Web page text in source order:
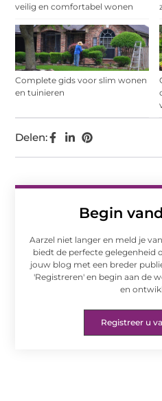
veilig en comfortabel wonen
Complete gids voor slim wonen
en tuinieren
Begin
Aarzel niet langer en meld je
biedt de perfecte gelegenheid
jouw blog met een breder
'Registreren' en begin aan de
en
Registreer u
Delen: